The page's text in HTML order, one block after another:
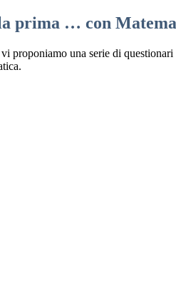
prima … con
proponiamo una serie di